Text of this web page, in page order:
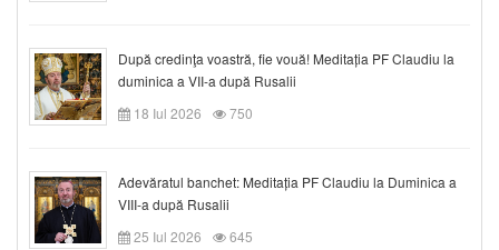
După credinţa voastră, fie vouă! Meditația PF Claudiu la
duminica a VII-a după Rusalii
18 Iul 2026
750
Adevăratul banchet: Meditația PF Claudiu la Duminica a
VIII-a după Rusalii
25 Iul 2026
645